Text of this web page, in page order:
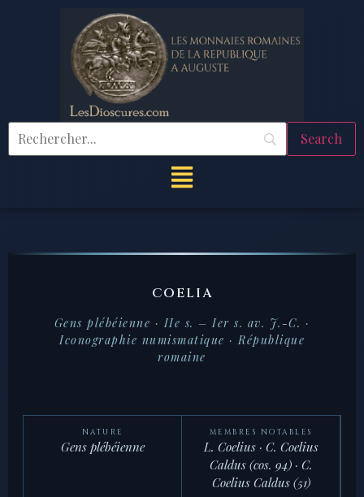
COELIA
Gens plébéienne · IIe s. – Ier s. av. J.-C. ·
Iconographie numismatique · République
romaine
NATURE
Gens plébéienne
MEMBRES NOTABLES
L. Coelius · C. Coelius
Caldus (cos. 94) · C.
Coelius Caldus (51)